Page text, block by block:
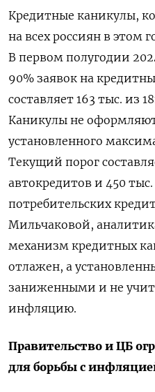
Кредитные каникулы,
на всех россиян в этом
В первом полугодии
90% заявок на
составляет 163 тыс. из
Каникулы не
установленного
Текущий порог
автокредитов и 450
потребительских
Мильчаковой,
механизм кредитных
отлажен, а
заниженными и не
инфляцию.
Правительство и ЦБ
для борьбы с